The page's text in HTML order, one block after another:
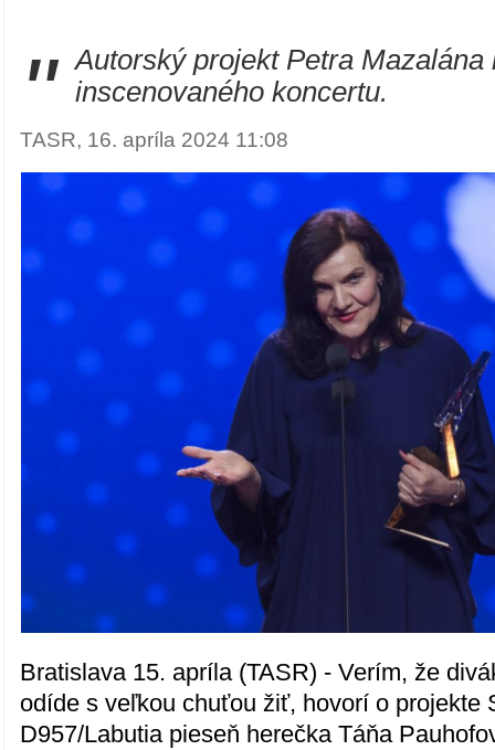
"
Autorský projekt Petra Mazalána
inscenovaného koncertu.
TASR, 16. apríla 2024 11:08
Bratislava 15. apríla (TASR) - Verím, že
odíde s veľkou chuťou žiť, hovorí o projekte
D957/Labutia pieseň herečka Táňa